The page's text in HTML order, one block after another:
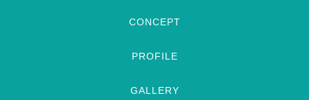
CONCEPT
PROFILE
GALLERY